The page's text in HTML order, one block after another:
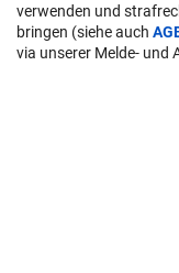
verwenden und
bringen (siehe auch
via unserer Melde- und